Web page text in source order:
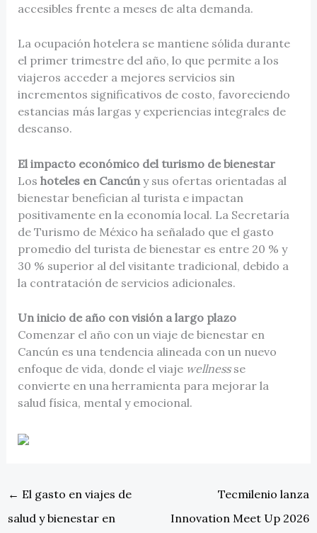
accesibles frente a meses de alta demanda.
La ocupación hotelera se mantiene sólida durante
el primer trimestre del año, lo que permite a los
viajeros acceder a mejores servicios sin
incrementos significativos de costo, favoreciendo
estancias más largas y experiencias integrales de
descanso.
El impacto económico del turismo de bienestar
Los hoteles en Cancúny sus ofertas orientadas al
bienestar benefician al turista e impactan
positivamente en la economía local. La Secretaría
de Turismo de México ha señalado que el gasto
promedio del turista de bienestar es entre 20 % y
30 % superior al del visitante tradicional, debido a
la contratación de servicios adicionales.
Un inicio de año con visión a largo plazo
Comenzar el año con un viaje de bienestar en
Cancún es una tendencia alineada con un nuevo
enfoque de vida, donde el viaje wellness se
convierte en una herramienta para mejorar la
salud física, mental y emocional.
← El gasto en viajes de
salud y bienestar en
Tecmilenio lanza
Innovation Meet Up 2026